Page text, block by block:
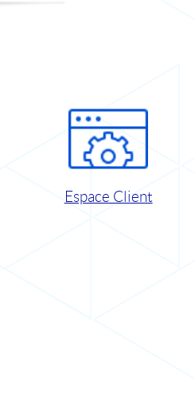
Espace Client